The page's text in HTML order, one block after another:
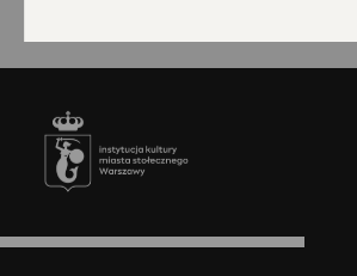
Stopka
Menu